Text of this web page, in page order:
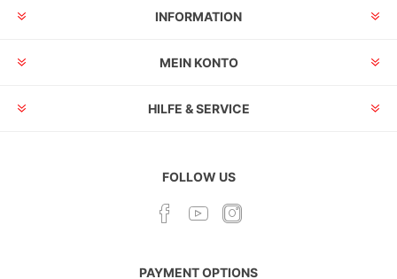
INFORMATION
MEIN KONTO
HILFE & SERVICE
FOLLOW US
PAYMENT OPTIONS